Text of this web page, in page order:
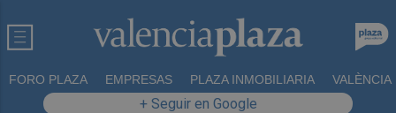
FORO PLAZA EMPRESAS PLAZA INMOBILIARIA VALÈNCIA
+ Seguir en Google